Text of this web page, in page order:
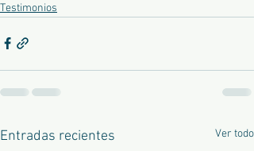
Testimonios
Entradas recientes Ver todo